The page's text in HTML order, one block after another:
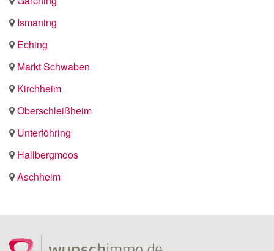
Ismaning
Eching
Markt Schwaben
Kirchheim
Oberschleißheim
Unterföhring
Hallbergmoos
Aschheim